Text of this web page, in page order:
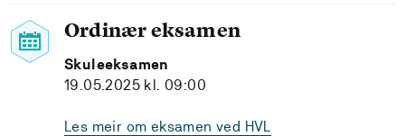
Ordinær eksamen
Skuleeksamen
19.05.2025 kl. 09:00
Les meir om eksamen ved HVL